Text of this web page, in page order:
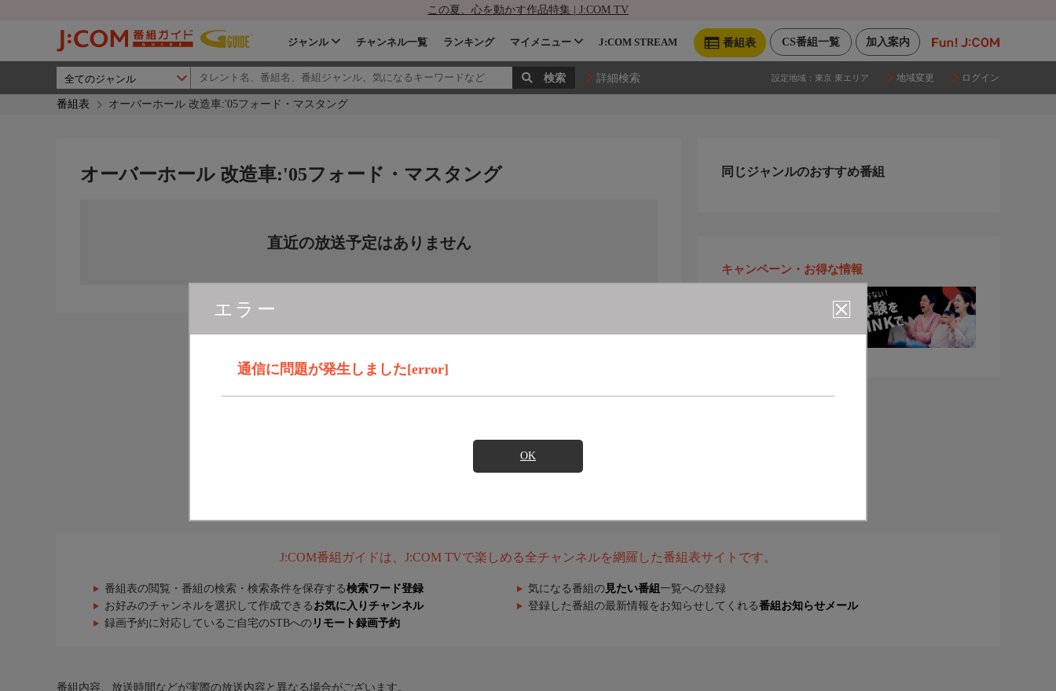
この夏、心を動かす作品特集 | J:COM TV
加入案内
CS番組一覧
番組表
ジャンル チャンネル一覧 ランキング マイメニュー J:COM STREAM
詳細検索 設定地域： 東京 東エリア 地域変更 ログイン
番組表 オーバーホール 改造車:'05フォード・マスタング
エラー
通信に問題が発生しました[error]
OK
オーバーホール 改造車:'05フォード・マスタング
直近の放送予定はありません
同じジャンルのおすすめ番組
キャンペーン・お得な情報
J:COM番組ガイドは、J:COM TVで楽しめる全チャンネルを網羅した番組表サイトです。
番組表の閲覧・番組の検索・検索条件を保存する検索ワード登録 気になる番組の 見たい番組 一覧への登録
お好みのチャンネルを選択して作成できる お気に入りチャンネル 登録した番組の最新情報をお知らせしてくれる番組お知らせメール
録画予約に対応しているご自宅のSTBへの リモート録画予約
番組内容、放送時間などが実際の放送内容と異なる場合がございます。